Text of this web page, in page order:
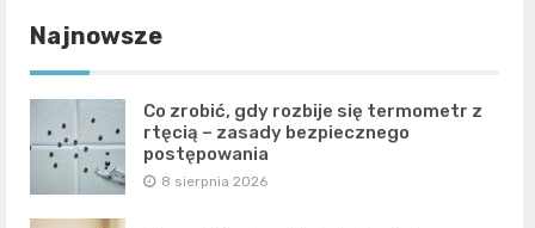
Najnowsze
Co zrobić, gdy rozbije się termometr z
rtęcią – zasady bezpiecznego
postępowania
8 sierpnia 2026